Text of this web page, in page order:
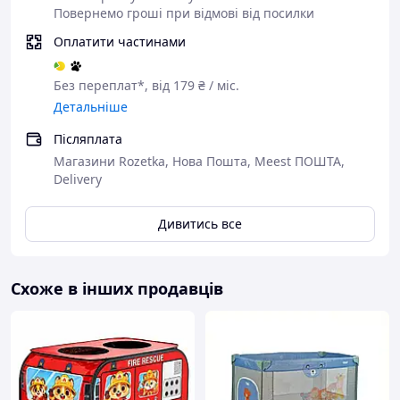
вправ
Зручність використання й мобільність
Манеж швидко збирається й розбирається без
інструментів. У складеному вигляді займає мінімум
місця. У комплекті передбачена
і відпочинку на природі.
Модель:
сухий басейн
Розмір:120×180×65 см
Матеріал: поліестер
Oxford 210D
Повернемо гроші при відмові від посилки
Оплатити частинами
Без переплат*, від 179 ₴ / міс.
Детальніше
Післяплата
Магазини Rozetka, Нова Пошта, Meest ПОШТА,
Delivery
Дивитись все
Схоже в інших продавців